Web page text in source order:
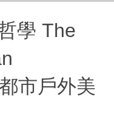
學 The
市戶外美